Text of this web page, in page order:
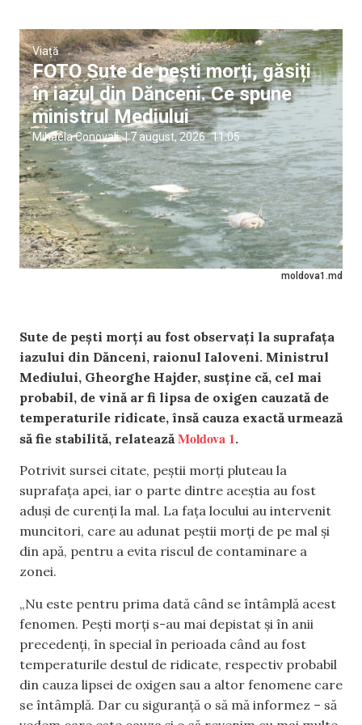
moldova1.md
Viață
FOTO Sute de pești morți, găsiți
în iazul din Dănceni. Ce spune
ministrul Mediului
Mihaela Conovali |7 august, 2026 11:05
Sute de pești morți au fost observați la suprafața
iazului din Dănceni, raionul Ialoveni. Ministrul
Mediului, Gheorghe Hajder, susține că, cel mai
probabil, de vină ar fi lipsa de oxigen cauzată de
temperaturile ridicate, însă cauza exactă urmează
să fie stabilită, relatează Moldova 1.
Potrivit sursei citate, peștii morți pluteau la
suprafața apei, iar o parte dintre aceștia au fost
aduși de curenți la mal. La fața locului au intervenit
muncitori, care au adunat peștii morți de pe mal și
din apă, pentru a evita riscul de contaminare a
zonei.
„Nu este pentru prima dată când se întâmplă acest
fenomen. Pești morți s-au mai depistat și în anii
precedenți, în special în perioada când au fost
temperaturile destul de ridicate, respectiv probabil
din cauza lipsei de oxigen sau a altor fenomene care
se întâmplă. Dar cu siguranță o să mă informez – să